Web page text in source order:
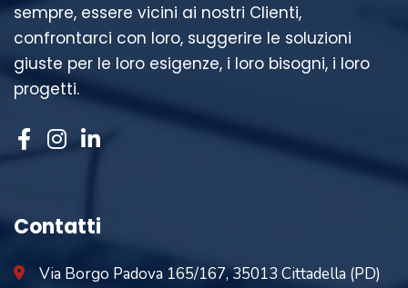
sempre, essere vicini ai nostri Clienti,
confrontarci con loro, suggerire le soluzioni
giuste per le loro esigenze, i loro bisogni, i loro
progetti.
Contatti
Via Borgo Padova 165/167, 35013 Cittadella (PD)